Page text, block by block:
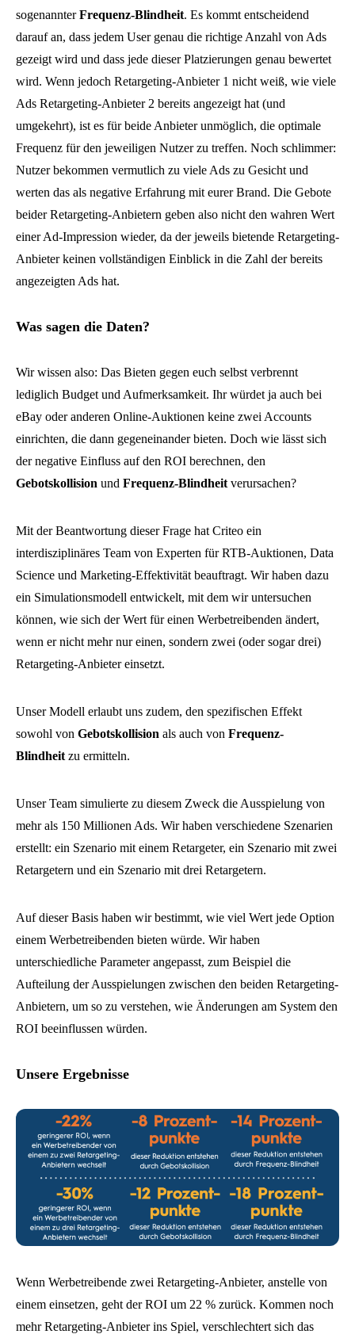
sogenannterFrequenz-Blindheit. Es kommt entscheidend
darauf an, dass jedem User genau die richtige Anzahl von Ads
gezeigt wird und dass jede dieser Platzierungen genau bewertet
wird. Wenn jedoch Retargeting-Anbieter 1 nicht weiß, wie viele
Ads Retargeting-Anbieter 2 bereits angezeigt hat (und
umgekehrt), ist es für beide Anbieter unmöglich, die optimale
Frequenz für den jeweiligen Nutzer zu treffen. Noch schlimmer:
Nutzer bekommen vermutlich zu viele Ads zu Gesicht und
werten das als negative Erfahrung mit eurer Brand. Die Gebote
beider Retargeting-Anbietern geben also nicht den wahren Wert
einer Ad-Impression wieder, da der jeweils bietende Retargeting-
Anbieter keinen vollständigen Einblick in die Zahl der bereits
angezeigten Ads hat.
Was sagen die Daten?
Wir wissen also: Das Bieten gegen euch selbst verbrennt
lediglich Budget und Aufmerksamkeit. Ihr würdet ja auch bei
eBay oder anderen Online-Auktionen keine zwei Accounts
einrichten, die dann gegeneinander bieten. Doch wie lässt sich
der negative Einfluss auf den ROI berechnen, den
Gebotskollision und Frequenz-Blindheit verursachen?
Mit der Beantwortung dieser Frage hat Criteo ein
interdisziplinäres Team von Experten für RTB-Auktionen, Data
Science und Marketing-Effektivität beauftragt. Wir haben dazu
ein Simulationsmodell entwickelt, mit dem wir untersuchen
können, wie sich der Wert für einen Werbetreibenden ändert,
wenn er nicht mehr nur einen, sondern zwei (oder sogar drei)
Retargeting-Anbieter einsetzt.
Unser Modell erlaubt uns zudem, den spezifischen Effekt
sowohl von Gebotskollision als auch von Frequenz-
Blindheit zu ermitteln.
Unser Team simulierte zu diesem Zweck die Ausspielung von
mehr als 150 Millionen Ads. Wir haben verschiedene Szenarien
erstellt: ein Szenario mit einem Retargeter, ein Szenario mit zwei
Retargetern und ein Szenario mit drei Retargetern.
Auf dieser Basis haben wir bestimmt, wie viel Wert jede Option
einem Werbetreibenden bieten würde. Wir haben
unterschiedliche Parameter angepasst, zum Beispiel die
Aufteilung der Ausspielungen zwischen den beiden Retargeting-
Anbietern, um so zu verstehen, wie Änderungen am System den
ROI beeinflussen würden.
Unsere Ergebnisse
Wenn Werbetreibende zwei Retargeting-Anbieter, anstelle von
einem einsetzen, geht der ROI um 22 % zurück. Kommen noch
mehr Retargeting-Anbieter ins Spiel, verschlechtert sich das